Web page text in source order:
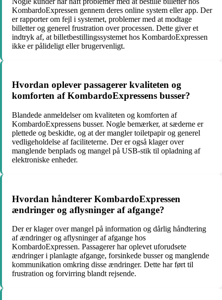
KombardoExpressen gennem deres online system eller app. Der
er rapporter om fejl i systemet, problemer med at modtage
billetter og generel frustration over processen. Dette giver et
indtryk af, at billetbestillingssystemet hos KombardoExpressen
ikke er pålideligt eller brugervenligt.
Hvordan oplever passagerer kvaliteten og
komforten af KombardoExpressens busser?
Blandede anmeldelser om kvaliteten og komforten af
KombardoExpressens busser. Nogle bemærker, at sæderne er
plettede og beskidte, og at der mangler toiletpapir og generel
vedligeholdelse af faciliteterne. Der er også klager over
manglende benplads og mangel på USB-stik til opladning af
elektroniske enheder.
Hvordan håndterer KombardoExpressen
ændringer og aflysninger af afgange?
Der er klager over mangel på information og dårlig håndtering
af ændringer og aflysninger af afgange hos
KombardoExpressen. Passagerer har oplevet uforudsete
ændringer i planlagte afgange, forsinkede busser og manglende
kommunikation omkring disse ændringer. Dette har ført til
frustration og forvirring blandt rejsende.